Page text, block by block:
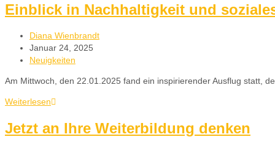
Einblick in Nachhaltigkeit und
Diana Wienbrandt
Januar 24, 2025
Neuigkeiten
Am Mittwoch, den 22.01.2025 fand ein inspirierender Ausflug statt,
Weiterlesen
Jetzt an Ihre Weiterbildung denken